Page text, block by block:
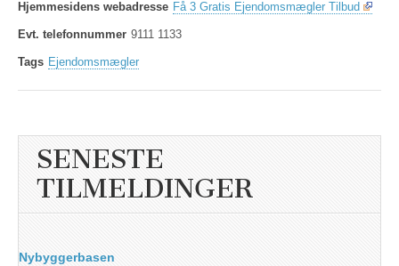
Hjemmesidens webadresse Få 3 Gratis Ejendomsmægler Tilbud
Evt. telefonnummer 9111 1133
Tags Ejendomsmægler
SENESTE
TILMELDINGER
Nybyggerbasen